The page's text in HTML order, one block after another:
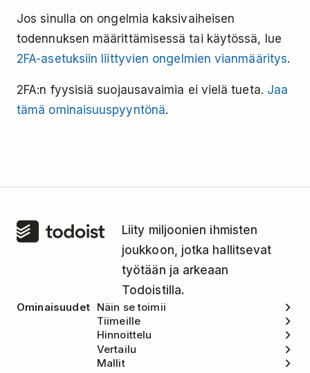
Jos sinulla on ongelmia kaksivaiheisen
todennuksen määrittämisessä tai käytössä, lue
2FA-asetuksiin liittyvien ongelmien vianmääritys.
2FA:n fyysisiä suojausavaimia ei vielä tueta. Jaa
tämä ominaisuuspyyntönä.
Liity miljoonien ihmisten
joukkoon, jotka hallitsevat
työtään ja arkeaan
Todoistilla.
Ominaisuudet Näin se toimii
Tiimeille
Hinnoittelu
Vertailu
Mallit